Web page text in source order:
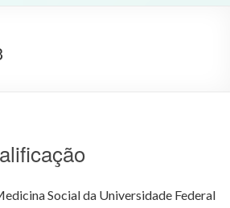
Social da Universidade Federal